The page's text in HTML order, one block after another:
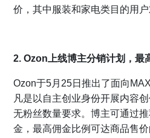
价，其中服装和家电类目的用户
2. Ozon上线博主分销计划，最
Ozon于5月25日推出了面向
凡是以自主创业身份开展内容
无粉丝数量要求。博主可通过
金，最高佣金比例可达商品售